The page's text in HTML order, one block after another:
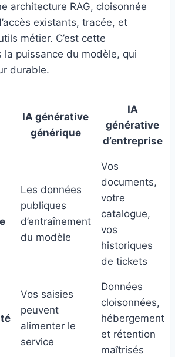
architecture RAG, cloisonnée
existants, tracée, et
métier. C’est cette
la puissance du modèle, qui
durable.
IA générative
générique
IA
générative
d’entreprise
Les données
publiques
d’entraînement
du modèle
Vos
documents,
votre
catalogue,
vos
historiques
de tickets
Vos saisies
peuvent
alimenter le
service
Données
cloisonnées,
hébergement
et rétention
maîtrisés